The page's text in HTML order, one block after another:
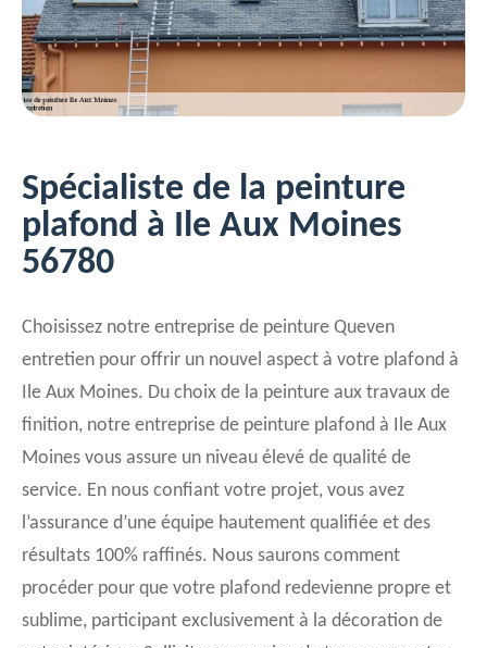
Spécialiste de la peinture
plafond à Ile Aux Moines
56780
Choisissez notre entreprise de peinture Queven
entretien pour offrir un nouvel aspect à votre plafond à
Ile Aux Moines. Du choix de la peinture aux travaux de
finition, notre entreprise de peinture plafond à Ile Aux
Moines vous assure un niveau élevé de qualité de
service. En nous confiant votre projet, vous avez
l’assurance d’une équipe hautement qualifiée et des
résultats 100% raffinés. Nous saurons comment
procéder pour que votre plafond redevienne propre et
sublime, participant exclusivement à la décoration de